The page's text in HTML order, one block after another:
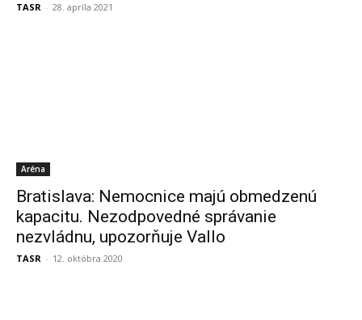
TASR - 28. apríla 2021
Aréna
Bratislava: Nemocnice majú obmedzenú
kapacitu. Nezodpovedné správanie
nezvládnu, upozorňuje Vallo
TASR - 12. októbra 2020